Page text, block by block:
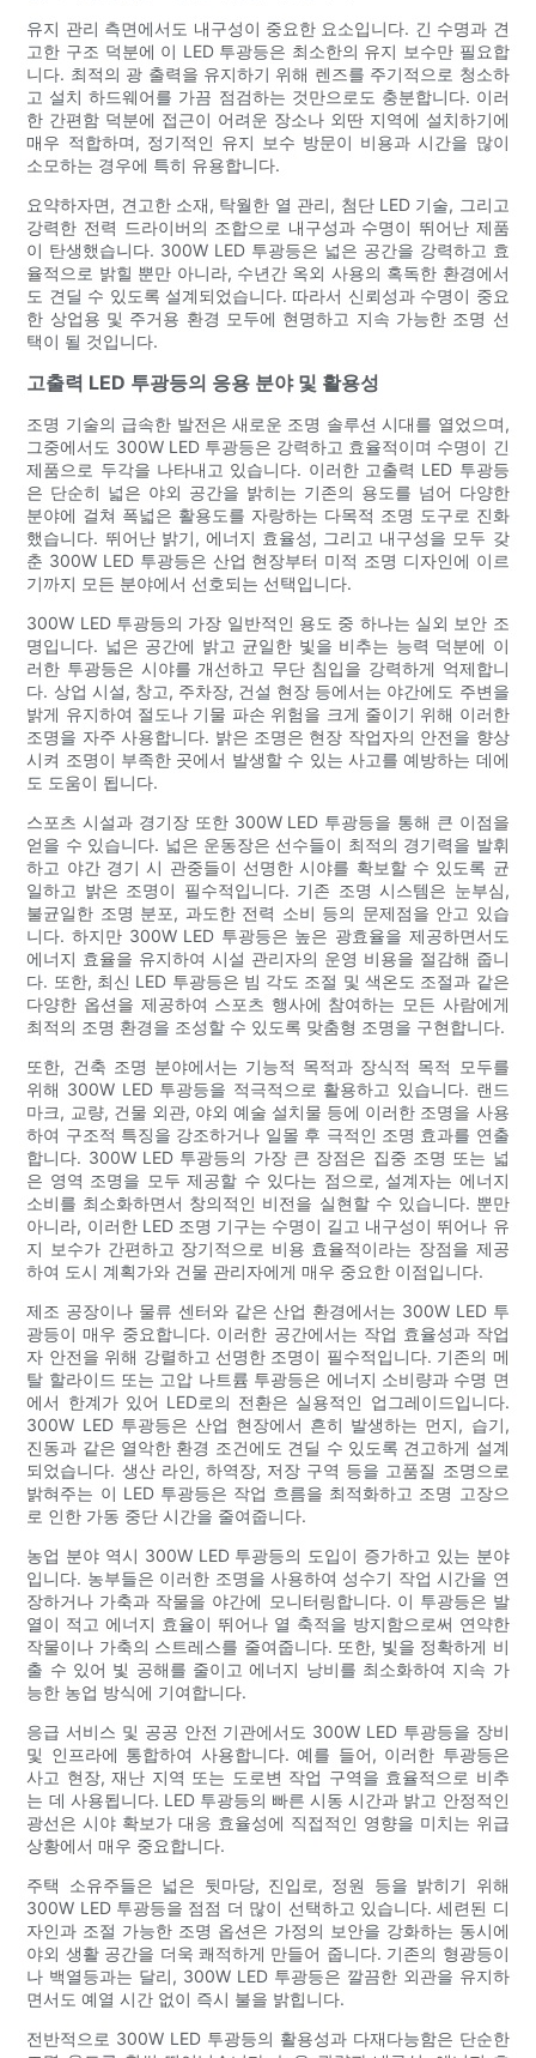
유지 관리 측면에서도 내구성이 중요한 요소입니다. 긴 수명과 견
고한 구조 덕분에 이 LED 투광등은 최소한의 유지 보수만 필요합
니다. 최적의 광 출력을 유지하기 위해 렌즈를 주기적으로 청소하
고 설치 하드웨어를 가끔 점검하는 것만으로도 충분합니다. 이러
한 간편함 덕분에 접근이 어려운 장소나 외딴 지역에 설치하기에
매우 적합하며, 정기적인 유지 보수 방문이 비용과 시간을 많이
소모하는 경우에 특히 유용합니다.
요약하자면, 견고한 소재, 탁월한 열 관리, 첨단 LED 기술, 그리고
강력한 전력 드라이버의 조합으로 내구성과 수명이 뛰어난 제품
이 탄생했습니다. 300W LED 투광등은 넓은 공간을 강력하고 효
율적으로 밝힐 뿐만 아니라, 수년간 옥외 사용의 혹독한 환경에서
도 견딜 수 있도록 설계되었습니다. 따라서 신뢰성과 수명이 중요
한 상업용 및 주거용 환경 모두에 현명하고 지속 가능한 조명 선
택이 될 것입니다.
고출력 LED 투광등의 응용 분야 및 활용성
조명 기술의 급속한 발전은 새로운 조명 솔루션 시대를 열었으며,
그중에서도 300W LED 투광등은 강력하고 효율적이며 수명이 긴
제품으로 두각을 나타내고 있습니다. 이러한 고출력 LED 투광등
은 단순히 넓은 야외 공간을 밝히는 기존의 용도를 넘어 다양한
분야에 걸쳐 폭넓은 활용도를 자랑하는 다목적 조명 도구로 진화
했습니다. 뛰어난 밝기, 에너지 효율성, 그리고 내구성을 모두 갖
춘 300W LED 투광등은 산업 현장부터 미적 조명 디자인에 이르
기까지 모든 분야에서 선호되는 선택입니다.
300W LED 투광등의 가장 일반적인 용도 중 하나는 실외 보안 조
명입니다. 넓은 공간에 밝고 균일한 빛을 비추는 능력 덕분에 이
러한 투광등은 시야를 개선하고 무단 침입을 강력하게 억제합니
다. 상업 시설, 창고, 주차장, 건설 현장 등에서는 야간에도 주변을
밝게 유지하여 절도나 기물 파손 위험을 크게 줄이기 위해 이러한
조명을 자주 사용합니다. 밝은 조명은 현장 작업자의 안전을 향상
시켜 조명이 부족한 곳에서 발생할 수 있는 사고를 예방하는 데에
도 도움이 됩니다.
스포츠 시설과 경기장 또한 300W LED 투광등을 통해 큰 이점을
얻을 수 있습니다. 넓은 운동장은 선수들이 최적의 경기력을 발휘
하고 야간 경기 시 관중들이 선명한 시야를 확보할 수 있도록 균
일하고 밝은 조명이 필수적입니다. 기존 조명 시스템은 눈부심,
불균일한 조명 분포, 과도한 전력 소비 등의 문제점을 안고 있습
니다. 하지만 300W LED 투광등은 높은 광효율을 제공하면서도
에너지 효율을 유지하여 시설 관리자의 운영 비용을 절감해 줍니
다. 또한, 최신 LED 투광등은 빔 각도 조절 및 색온도 조절과 같은
다양한 옵션을 제공하여 스포츠 행사에 참여하는 모든 사람에게
최적의 조명 환경을 조성할 수 있도록 맞춤형 조명을 구현합니다.
또한, 건축 조명 분야에서는 기능적 목적과 장식적 목적 모두를
위해 300W LED 투광등을 적극적으로 활용하고 있습니다. 랜드
마크, 교량, 건물 외관, 야외 예술 설치물 등에 이러한 조명을 사용
하여 구조적 특징을 강조하거나 일몰 후 극적인 조명 효과를 연출
합니다. 300W LED 투광등의 가장 큰 장점은 집중 조명 또는 넓
은 영역 조명을 모두 제공할 수 있다는 점으로, 설계자는 에너지
소비를 최소화하면서 창의적인 비전을 실현할 수 있습니다. 뿐만
아니라, 이러한 LED 조명 기구는 수명이 길고 내구성이 뛰어나 유
지 보수가 간편하고 장기적으로 비용 효율적이라는 장점을 제공
하여 도시 계획가와 건물 관리자에게 매우 중요한 이점입니다.
제조 공장이나 물류 센터와 같은 산업 환경에서는 300W LED 투
광등이 매우 중요합니다. 이러한 공간에서는 작업 효율성과 작업
자 안전을 위해 강렬하고 선명한 조명이 필수적입니다. 기존의 메
탈 할라이드 또는 고압 나트륨 투광등은 에너지 소비량과 수명 면
에서 한계가 있어 LED로의 전환은 실용적인 업그레이드입니다.
300W LED 투광등은 산업 현장에서 흔히 발생하는 먼지, 습기,
진동과 같은 열악한 환경 조건에도 견딜 수 있도록 견고하게 설계
되었습니다. 생산 라인, 하역장, 저장 구역 등을 고품질 조명으로
밝혀주는 이 LED 투광등은 작업 흐름을 최적화하고 조명 고장으
로 인한 가동 중단 시간을 줄여줍니다.
농업 분야 역시 300W LED 투광등의 도입이 증가하고 있는 분야
입니다. 농부들은 이러한 조명을 사용하여 성수기 작업 시간을 연
장하거나 가축과 작물을 야간에 모니터링합니다. 이 투광등은 발
열이 적고 에너지 효율이 뛰어나 열 축적을 방지함으로써 연약한
작물이나 가축의 스트레스를 줄여줍니다. 또한, 빛을 정확하게 비
출 수 있어 빛 공해를 줄이고 에너지 낭비를 최소화하여 지속 가
능한 농업 방식에 기여합니다.
응급 서비스 및 공공 안전 기관에서도 300W LED 투광등을 장비
및 인프라에 통합하여 사용합니다. 예를 들어, 이러한 투광등은
사고 현장, 재난 지역 또는 도로변 작업 구역을 효율적으로 비추
는 데 사용됩니다. LED 투광등의 빠른 시동 시간과 밝고 안정적인
광선은 시야 확보가 대응 효율성에 직접적인 영향을 미치는 위급
상황에서 매우 중요합니다.
주택 소유주들은 넓은 뒷마당, 진입로, 정원 등을 밝히기 위해
300W LED 투광등을 점점 더 많이 선택하고 있습니다. 세련된 디
자인과 조절 가능한 조명 옵션은 가정의 보안을 강화하는 동시에
야외 생활 공간을 더욱 쾌적하게 만들어 줍니다. 기존의 형광등이
나 백열등과는 달리, 300W LED 투광등은 깔끔한 외관을 유지하
면서도 예열 시간 없이 즉시 불을 밝힙니다.
전반적으로 300W LED 투광등의 활용성과 다재다능함은 단순한